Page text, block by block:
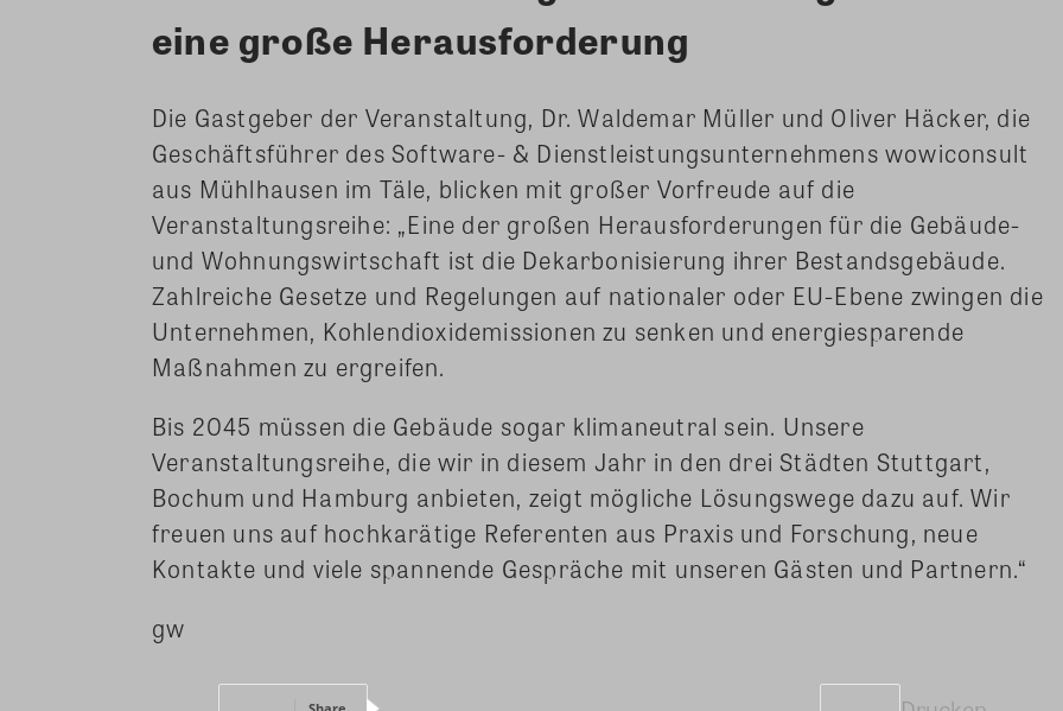
eine große Herausforderung
Die Gastgeber der Veranstaltung, Dr. Waldemar Müller und Oliver Häcker, die
Geschäftsführer des Software- & Dienstleistungsunternehmens wowiconsult
aus Mühlhausen im Täle, blicken mit großer Vorfreude auf die
Veranstaltungsreihe: „Eine der großen Herausforderungen für die Gebäude-
und Wohnungswirtschaft ist die Dekarbonisierung ihrer Bestandsgebäude.
Zahlreiche Gesetze und Regelungen auf nationaler oder EU-Ebene zwingen die
Unternehmen, Kohlendioxidemissionen zu senken und energiesparende
Maßnahmen zu ergreifen.
Bis 2045 müssen die Gebäude sogar klimaneutral sein. Unsere
Veranstaltungsreihe, die wir in diesem Jahr in den drei Städten Stuttgart,
Bochum und Hamburg anbieten, zeigt mögliche Lösungswege dazu auf. Wir
freuen uns auf hochkarätige Referenten aus Praxis und Forschung, neue
Kontakte und viele spannende Gespräche mit unseren Gästen und Partnern.“
gw